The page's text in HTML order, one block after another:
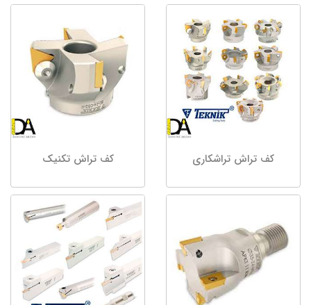
کف تراش تراشکاری کف تراش تکنیک